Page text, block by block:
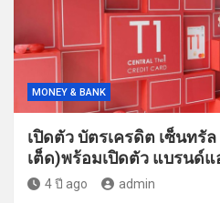
MONEY & BANK
เปิดตัว บัตรเครดิต เซ็นทรั
เต็ด)พร้อมเปิดตัว แบรนด์
4 ปี ago admin